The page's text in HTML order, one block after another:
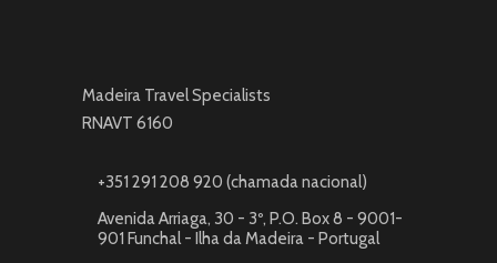
Madeira Travel Specialists
RNAVT 6160
+351 291 208 920 (chamada nacional)
Avenida Arriaga, 30 - 3º, P.O. Box 8 - 9001-
901 Funchal - Ilha da Madeira - Portugal